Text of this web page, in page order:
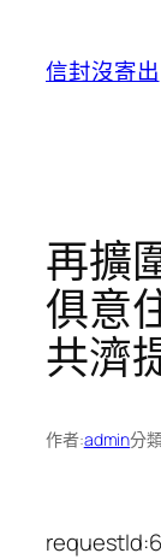
信封沒寄出
再擴
俱意
共濟
作者:admin分